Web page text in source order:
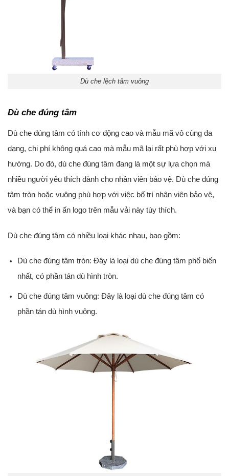
Dù che lệch tâm vuông
Dù che đúng tâm
Dù che đúng tâm có tính cơ động cao và mẫu mã vô cùng đa
dạng, chi phí không quá cao mà mẫu mã lại rất phù hợp với xu
hướng. Do đó, dù che đúng tâm đang là một sự lựa chọn mà
nhiều người yêu thích dành cho nhân viên bảo vệ. Dù che đúng
tâm tròn hoặc vuông phù hợp với việc bố trí nhân viên bảo vệ,
và bạn có thể in ấn logo trên mẫu vải này tùy thích.
Dù che đúng tâm có nhiều loại khác nhau, bao gồm:
Dù che đúng tâm tròn: Đây là loại dù che đúng tâm phổ biến
nhất, có phần tán dù hình tròn.
Dù che đúng tâm vuông: Đây là loại dù che đúng tâm có
phần tán dù hình vuông.